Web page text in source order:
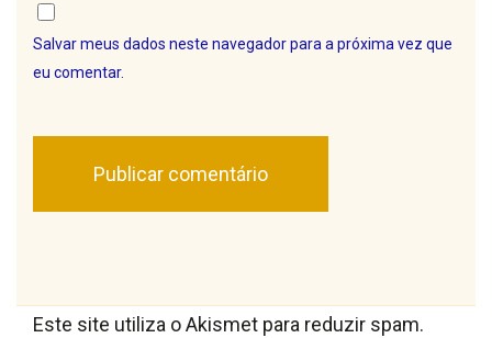
Salvar meus dados neste navegador para a próxima vez que
eu comentar.
Este site utiliza o Akismet para reduzir spam.